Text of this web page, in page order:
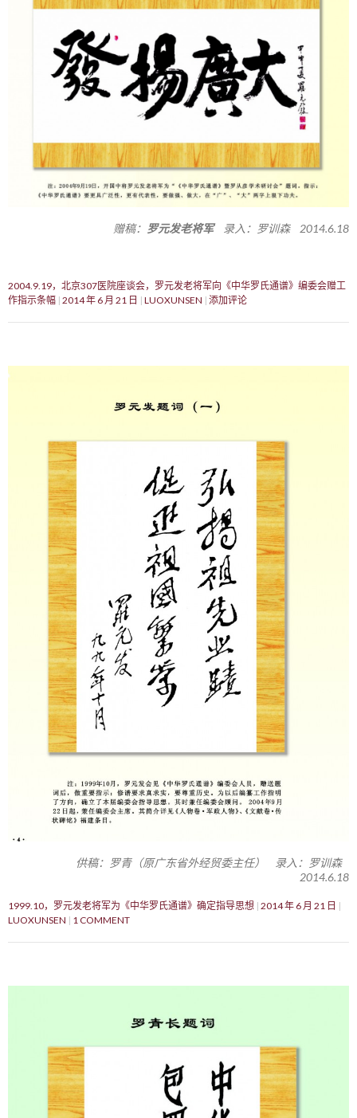
赠稿： 罗元发老将军录入：罗训森 2014.6.18
2004.9.19，北京307医院座谈会，罗元发老将军向《中华罗氏通谱》编委会赠工
作指示条幅 2014 年 6 月 21 日 LUOXUNSEN 添加评论
供稿：罗青（原广东省外经贸委主任） 录入：罗训森
2014.6.18
1999.10，罗元发老将军为《中华罗氏通谱》确定指导思想 2014 年 6 月 21 日
LUOXUNSEN
1 COMMENT